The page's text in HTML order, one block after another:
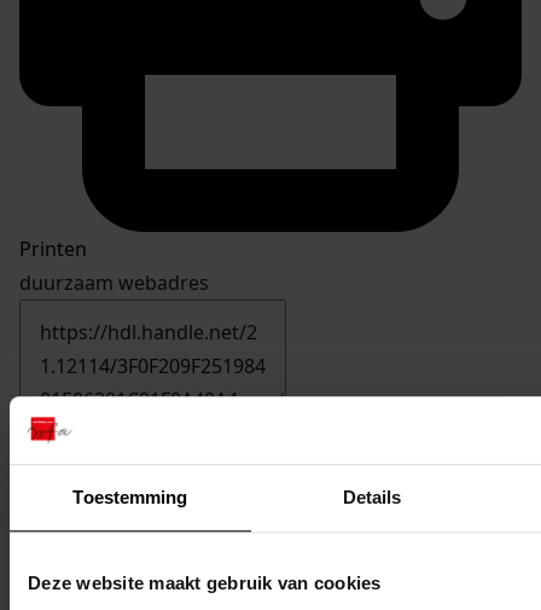
Toestemming Details
Deze website maakt gebruik van cookies
Printen
duurzaam webadres
859Oprichten van een woning met bijgebouw, 30-03-
Datering:
Beschrijving: